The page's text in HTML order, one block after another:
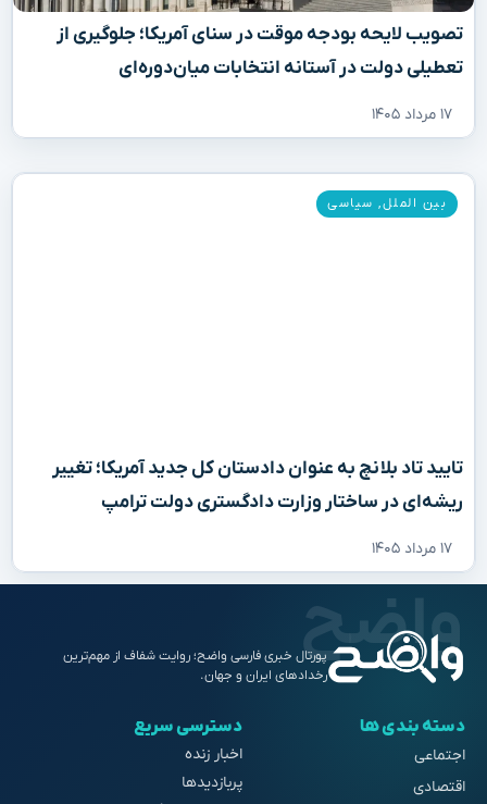
تصویب لایحه بودجه موقت در سنای آمریکا؛ جلوگیری از
تعطیلی دولت در آستانه انتخابات میان‌دوره‌ای
۱۷ مرداد ۱۴۰۵
تایید تاد بلانچ به عنوان دادستان کل جدید آمریکا؛ تغییر
ریشه‌ای در ساختار وزارت دادگستری دولت ترامپ
۱۷ مرداد ۱۴۰۵
بین الملل, سیاسی
پورتال خبری فارسی واضح؛ روایت شفاف از مهم‌ترین
رخدادهای ایران و جهان.
دسته بندی ها
اجتماعی
اقتصادی
دسترسی سریع
اخبار زنده
پربازدیدها